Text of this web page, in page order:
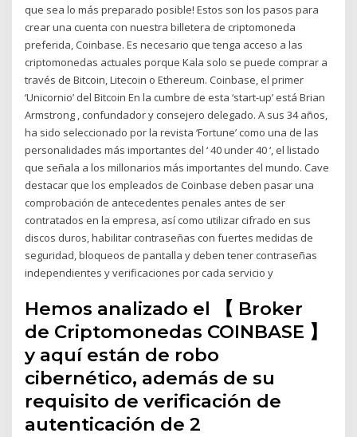
que sea lo más preparado posible! Estos son los pasos para
crear una cuenta con nuestra billetera de criptomoneda
preferida, Coinbase. Es necesario que tenga acceso a las
criptomonedas actuales porque Kala solo se puede comprar a
través de Bitcoin, Litecoin o Ethereum. Coinbase, el primer
‘Unicornio’ del Bitcoin En la cumbre de esta ‘start-up’ está Brian
Armstrong , confundador y consejero delegado. A sus 34 años,
ha sido seleccionado por la revista ‘Fortune’ como una de las
personalidades más importantes del ‘ 40 under 40 ‘, el listado
que señala a los millonarios más importantes del mundo. Cave
destacar que los empleados de Coinbase deben pasar una
comprobación de antecedentes penales antes de ser
contratados en la empresa, así como utilizar cifrado en sus
discos duros, habilitar contraseñas con fuertes medidas de
seguridad, bloqueos de pantalla y deben tener contraseñas
independientes y verificaciones por cada servicio y
Hemos analizado el 【 Broker
de Criptomonedas COINBASE 】
y aquí están de robo
cibernético, además de su
requisito de verificación de
autenticación de 2